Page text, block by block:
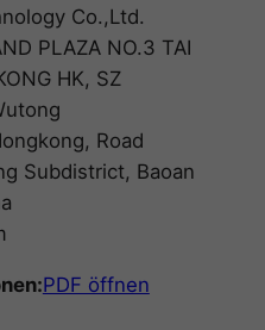
Co.,Ltd.
PLAZA NO.3 TAI
HK, SZ
Road
Subdistrict, Baoan
PDF öffnen